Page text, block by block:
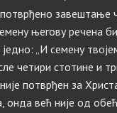
завештање
његову речена
„И семену
четири стотине и
потврђен за
онда већ није од